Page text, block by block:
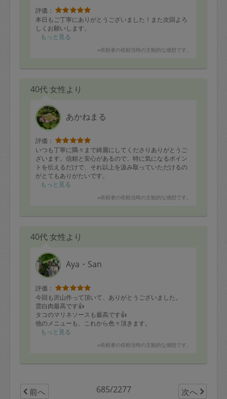
評価：
本日もご丁寧にありがとうございました！また次回よろ
しくお願いします。
もっと見る
※依頼者の依頼当時の主観的な感想です。
40代 女性より
あかねまる
評価：
いつも丁寧に隅々まで綺麗にしてくださりありがとうご
ざいます。信頼と安心があるので、特に気になるポイン
トを伝えるだけで、それ以上を汲み取っていただけるの
がとてもありがたいです。
もっと見る
※依頼者の依頼当時の主観的な感想です。
40代 女性より
Aya・San
評価：
今回も沢山作って頂いて、ありがとうございました。
雲白肉最高です👍
タコのマリネソースも最高です👍
他のメニューも、これから色々頂きます。
ポテサラも美味しかったです。
もっと見る
※依頼者の依頼当時の主観的な感想です。
前へ 685/2277 次へ